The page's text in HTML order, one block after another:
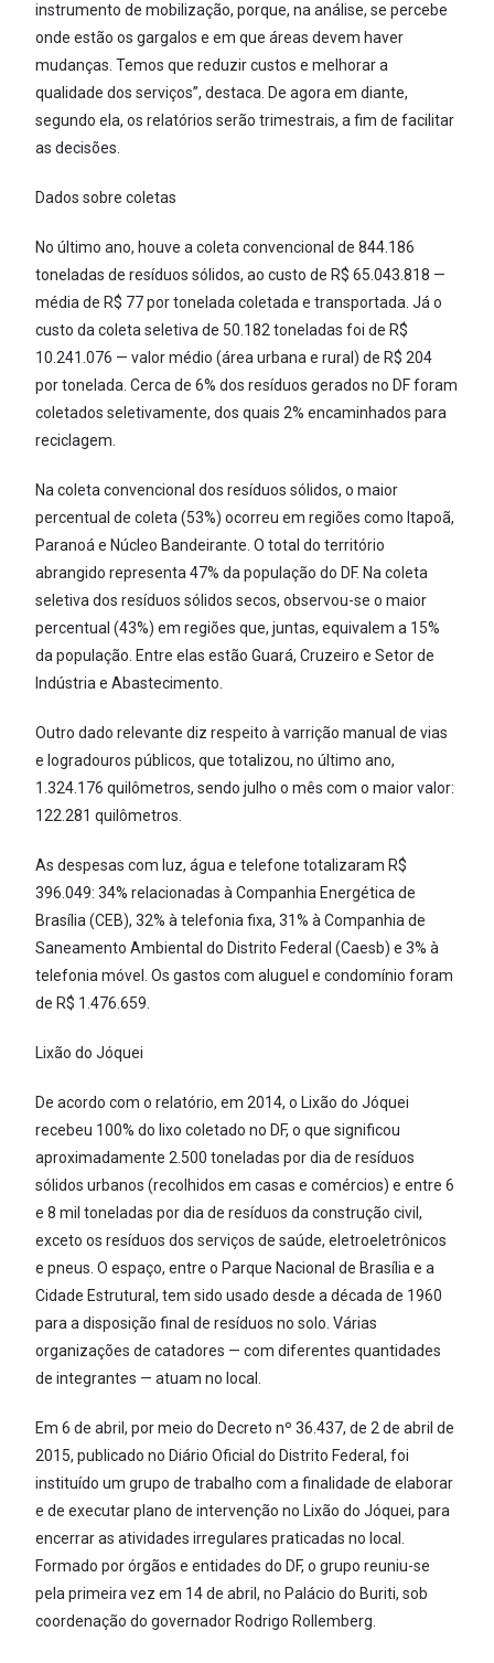
instrumento de mobilização, porque, na análise, se percebe
onde estão os gargalos e em que áreas devem haver
mudanças. Temos que reduzir custos e melhorar a
qualidade dos serviços”, destaca. De agora em diante,
segundo ela, os relatórios serão trimestrais, a fim de facilitar
as decisões.
Dados sobre coletas
No último ano, houve a coleta convencional de 844.186
toneladas de resíduos sólidos, ao custo de R$ 65.043.818 —
média de R$ 77 por tonelada coletada e transportada. Já o
custo da coleta seletiva de 50.182 toneladas foi de R$
10.241.076 — valor médio (área urbana e rural) de R$ 204
por tonelada. Cerca de 6% dos resíduos gerados no DF foram
coletados seletivamente, dos quais 2% encaminhados para
reciclagem.
Na coleta convencional dos resíduos sólidos, o maior
percentual de coleta (53%) ocorreu em regiões como Itapoã,
Paranoá e Núcleo Bandeirante. O total do território
abrangido representa 47% da população do DF. Na coleta
seletiva dos resíduos sólidos secos, observou-se o maior
percentual (43%) em regiões que, juntas, equivalem a 15%
da população. Entre elas estão Guará, Cruzeiro e Setor de
Indústria e Abastecimento.
Outro dado relevante diz respeito à varrição manual de vias
e logradouros públicos, que totalizou, no último ano,
1.324.176 quilômetros, sendo julho o mês com o maior valor:
122.281 quilômetros.
As despesas com luz, água e telefone totalizaram R$
396.049: 34% relacionadas à Companhia Energética de
Brasília (CEB), 32% à telefonia fixa, 31% à Companhia de
Saneamento Ambiental do Distrito Federal (Caesb) e 3% à
telefonia móvel. Os gastos com aluguel e condomínio foram
de R$ 1.476.659.
Lixão do Jóquei
De acordo com o relatório, em 2014, o Lixão do Jóquei
recebeu 100% do lixo coletado no DF, o que significou
aproximadamente 2.500 toneladas por dia de resíduos
sólidos urbanos (recolhidos em casas e comércios) e entre 6
e 8 mil toneladas por dia de resíduos da construção civil,
exceto os resíduos dos serviços de saúde, eletroeletrônicos
e pneus. O espaço, entre o Parque Nacional de Brasília e a
Cidade Estrutural, tem sido usado desde a década de 1960
para a disposição final de resíduos no solo. Várias
organizações de catadores — com diferentes quantidades
de integrantes — atuam no local.
Em 6 de abril, por meio do Decreto nº 36.437, de 2 de abril de
2015, publicado no Diário Oficial do Distrito Federal, foi
instituído um grupo de trabalho com a finalidade de elaborar
e de executar plano de intervenção no Lixão do Jóquei, para
encerrar as atividades irregulares praticadas no local.
Formado por órgãos e entidades do DF, o grupo reuniu-se
pela primeira vez em 14 de abril, no Palácio do Buriti, sob
coordenação do governador Rodrigo Rollemberg.